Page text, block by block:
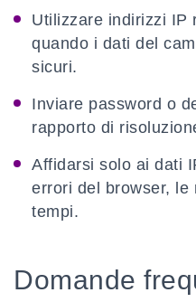
Utilizzare indirizzi IP
quando i dati del
sicuri.
Inviare password o
rapporto di
Affidarsi solo ai dati
errori del browser, le
tempi.
Domande